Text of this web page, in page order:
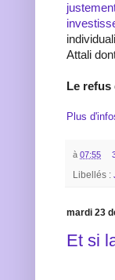
Attali
Le refus
Plus
à 07:55
Libellés :
mardi 23
Et si